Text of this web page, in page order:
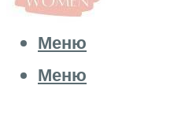
Меню
Меню